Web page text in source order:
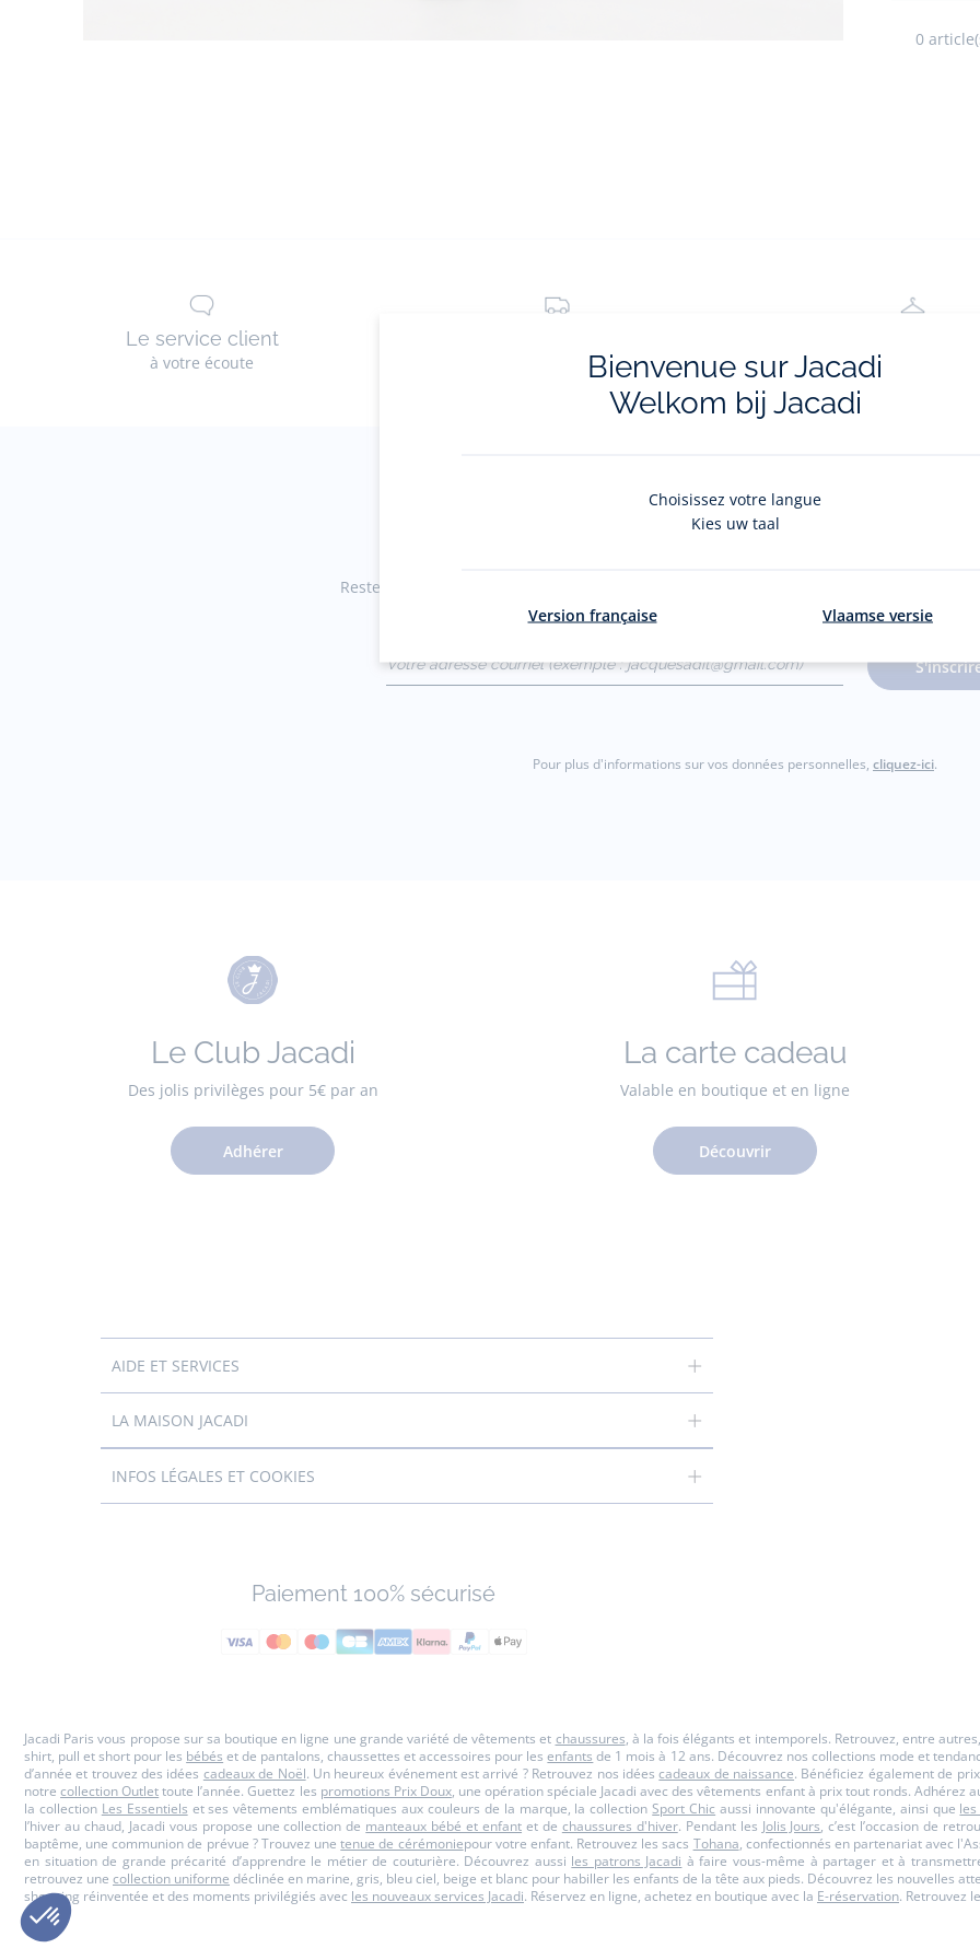
0
Le service client
à votre écoute gratuites en boutique Flânez, choisissez et
La newsletter
Restez informés des nouveautés Jacadi : ventes privées, offres exclusives, nouvelles
(exemple :
jacquesadit@gmail.com)
Pour plus d'informations sur vos données personnelles, cliquez-ici.
Le Club Jacadi
Des jolis privilèges pour 5€ par an
Adhérer
La carte cadeau
Valable en boutique et en ligne
Découvrir
AIDE ET SERVICES
LA MAISON JACADI
INFOS LÉGALES ET COOKIES
Paiement 100% sécurisé
Jacadi Paris vous propose sur sa boutique en ligne une grande variété de vêtements et chaussures, à la fois élégants et intemporels. Retrouvez, entre
shirt, pull et short pour les bébés et de pantalons, chaussettes et accessoires pour lesenfants de 1 mois à 12 ans. Découvrez nos collections mode et
d’année et trouvez des idées cadeaux de Noël. Un heureux événement est arrivé ? Retrouvez nos idéescadeaux de naissance. Bénéficiez également de
notrecollection Outlettoute l’année. Guettez les promotions Prix Doux, une opération spéciale Jacadi avec des vêtements enfant à prix tout ronds. Adhérez
la collection Les Essentiels et ses vêtements emblématiques aux couleurs de la marque, la collectionSport Chic aussi innovante qu'élégante, ainsi que
l’hiver au chaud, Jacadi vous propose une collection de manteaux bébé et enfant et de chaussures d'hiver. Pendant les Jolis Jours, c’est l’occasion de
baptême, une communion de prévue ? Trouvez unetenue de cérémoniepour votre enfant. Retrouvez les sacs Tohana, confectionnés en partenariat avec
en situation de grande précarité d’apprendre le métier de couturière. Découvrez aussi les patrons Jacadi à faire vous-même à partager et à
retrouvez une collection uniforme déclinée en marine, gris, bleu ciel, beige et blanc pour habiller les enfants de la tête aux pieds. Découvrez les nouvelles
shopping réinventée et des moments privilégiés avec les nouveaux services Jacadi. Réservez en ligne, achetez en boutique avec la E-réservation. Retrouvez
Bienvenue sur Jacadi
Welkom bij Jacadi
Choisissez votre langue
Kies uw taal
Version française Vlaamse versie